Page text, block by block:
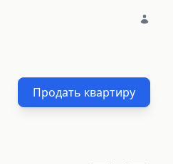
Продать квартиру